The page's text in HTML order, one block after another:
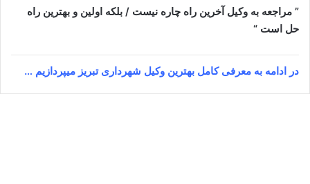
” مراجعه به وکیل آخرین راه چاره نیست / بلکه اولین و بهترین راه
حل است “
در ادامه به معرفی کامل بهترین وکیل شهرداری تبریز میپردازیم …